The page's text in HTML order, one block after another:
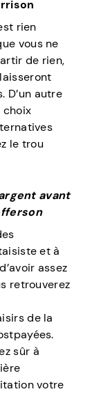
rien
vous ne
de rien,
D’un autre
choix
le trou
avant
et à
assez
retrouverez
de la
sûr à
votre